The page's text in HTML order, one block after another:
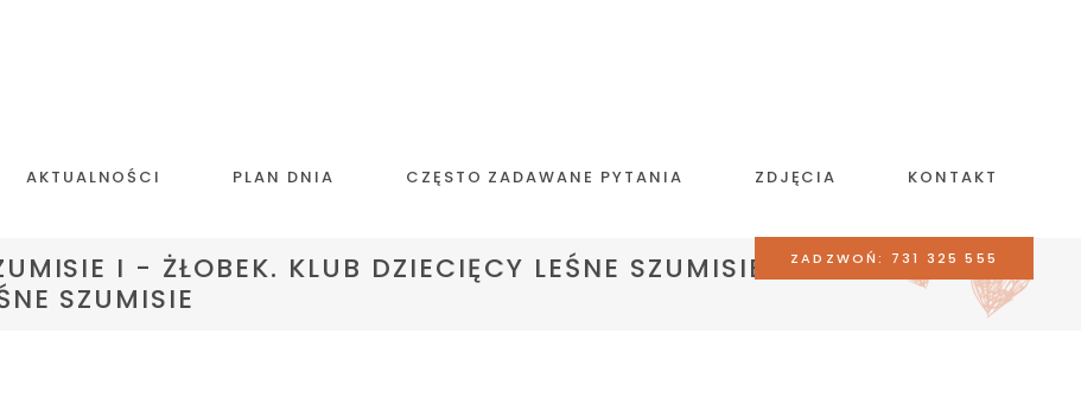
AKTUALNOŚCI PLAN DNIA CZĘSTO ZADAWANE PYTANIA ZDJĘCIA KONTAKT
ZADZWOŃ: 731 325 555
I - ŻŁOBEK. KLUB DZIECIĘCY LEŚNE SZUMISIE II -
SZUMISIE